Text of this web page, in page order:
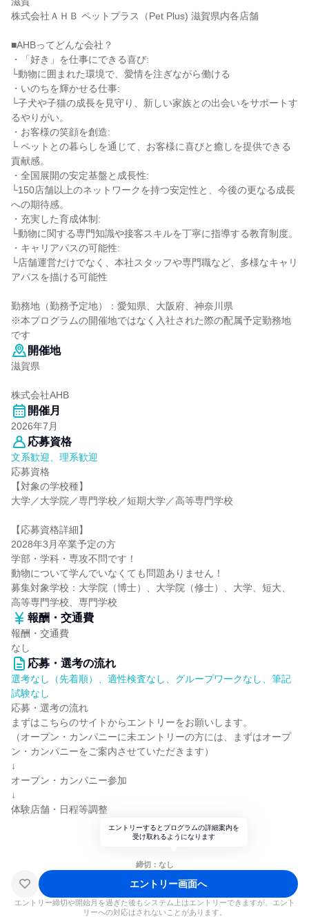
株式会社ＡＨＢ ペットプラス（Pet Plus) 滋賀県内各店舗
■AHBってどんな会社？
・「好き」を仕事にできる喜び:
└動物に囲まれた環境で、愛情を注ぎながら働ける
・いのちを輝かせる仕事:
└子犬や子猫の成長を見守り、新しい家族との出会いをサポートす
るやりがい。
・お客様の笑顔を創造:
└ ペットとの暮らしを通じて、お客様に喜びと癒しを提供できる
貢献感。
・全国展開の安定基盤と成長性:
└150店舗以上のネットワークを持つ安定性と、今後の更なる成長
への期待感。
・充実した育成体制:
└動物に関する専門知識や接客スキルを丁寧に指導する教育制度。
・キャリアパスの可能性:
└店舗運営だけでなく、本社スタッフや専門職など、多様なキャリ
アパスを描ける可能性
勤務地（勤務予定地）：愛知県、大阪府、神奈川県
※本プログラムの開催地ではなく入社された際の配属予定勤務地
です
開催地
滋賀県
株式会社AHB
開催月
2026年7月
応募資格
文系歓迎、理系歓迎
応募資格
【対象の学校種】
大学／大学院／専門学校／短期大学／高等専門学校
【応募資格詳細】
2028年3月卒業予定の方
学部・学科・専攻不問です！
動物について学んでいなくても問題ありません！
募集対象学校：大学院（博士）、大学院（修士）、大学、短大、
高等専門学校、専門学校
報酬・交通費
報酬・交通費
なし
応募・選考の流れ
選考なし（先着順）、適性検査なし、グループワークなし、筆記
試験なし
応募・選考の流れ
まずはこちらのサイトからエントリーをお願いします。
（オープン・カンパニーに未エントリーの方には、まずはオープ
ン・カンパニーをご案内させていただきます）
↓
オープン・カンパニー参加
↓
体験店舗・日程等調整
エントリーするとプログラムの詳細案内を
受け取れるようになります
締切：なし
エントリー画面へ
エントリー締切や開始月を過ぎた後もシステム上はエントリーできますが、エント
リーへの対応はされないことがあります。